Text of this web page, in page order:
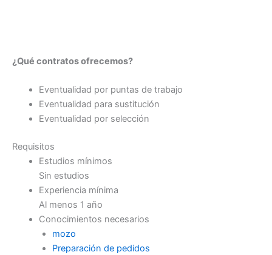
¿Qué contratos ofrecemos?
Eventualidad por puntas de trabajo
Eventualidad para sustitución
Eventualidad por selección
Requisitos
Estudios mínimos
Sin estudios
Experiencia mínima
Al menos 1 año
Conocimientos necesarios
mozo
Preparación de pedidos